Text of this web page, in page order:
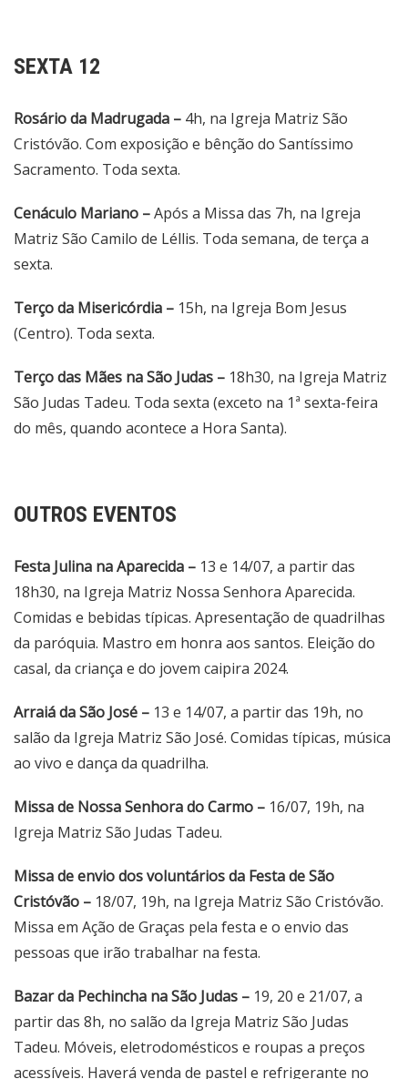
SEXTA 12
Rosário da Madrugada – 4h, na Igreja Matriz São
Cristóvão. Com exposição e bênção do Santíssimo
Sacramento. Toda sexta.
Cenáculo Mariano –Após a Missa das 7h, na Igreja
Matriz São Camilo de Léllis. Toda semana, de terça a
sexta.
Terço da Misericórdia – 15h, na Igreja Bom Jesus
(Centro). Toda sexta.
Terço das Mães na São Judas – 18h30, na Igreja Matriz
São Judas Tadeu. Toda sexta (exceto na 1ª sexta-feira
do mês, quando acontece a Hora Santa).
OUTROS EVENTOS
Festa Julina na Aparecida – 13 e 14/07, a partir das
18h30, na Igreja Matriz Nossa Senhora Aparecida.
Comidas e bebidas típicas. Apresentação de quadrilhas
da paróquia. Mastro em honra aos santos. Eleição do
casal, da criança e do jovem caipira 2024.
Arraiá da São José – 13 e 14/07, a partir das 19h, no
salão da Igreja Matriz São José. Comidas típicas, música
ao vivo e dança da quadrilha.
Missa de Nossa Senhora do Carmo – 16/07, 19h, na
Igreja Matriz São Judas Tadeu.
Missa de envio dos voluntários da Festa de São
Cristóvão – 18/07, 19h, na Igreja Matriz São Cristóvão.
Missa em Ação de Graças pela festa e o envio das
pessoas que irão trabalhar na festa.
Bazar da Pechincha na São Judas – 19, 20 e 21/07, a
partir das 8h, no salão da Igreja Matriz São Judas
Tadeu. Móveis, eletrodomésticos e roupas a preços
acessíveis. Haverá venda de pastel e refrigerante no